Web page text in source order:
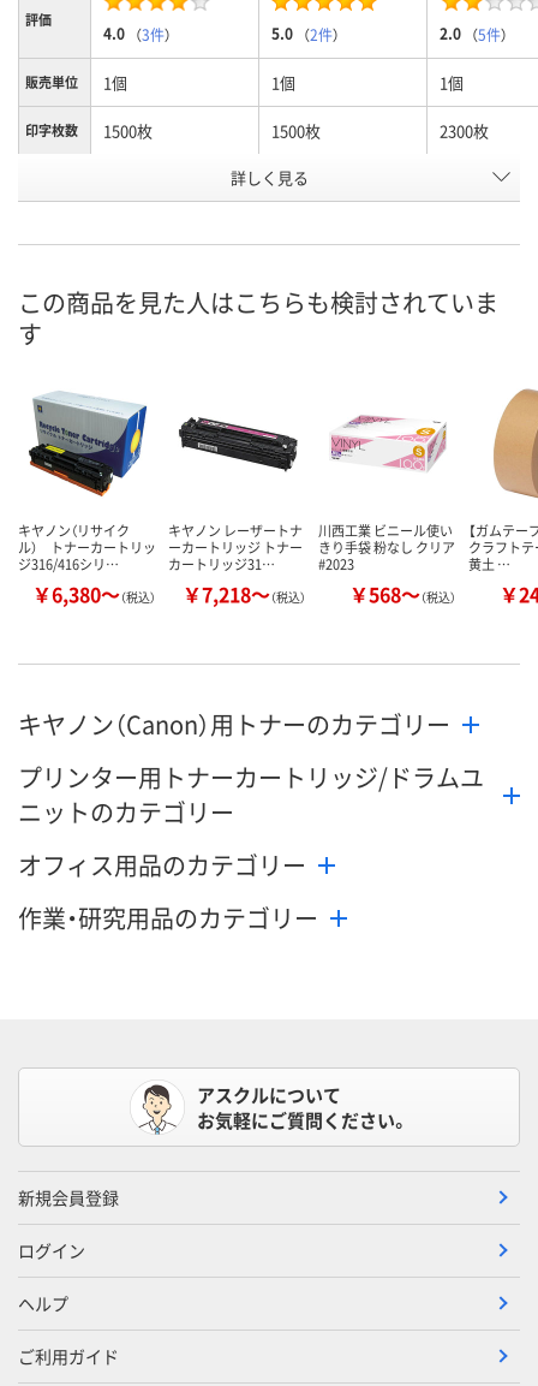
評価
4.0 （3件） 5.0 （2件） 2.0 （5件）
販売単位 1個 1個 1個
印字枚数 1500枚 1500枚 2300枚
マゼンタ ブラック
号
お届け日
詳しく見る
この商品を見た人はこちらも検討されていま
す
キヤノン（リサイク
ル） トナーカートリッ
ジ316/416シリ…
￥6,380～（税込）
キヤノン レーザートナ
ーカートリッジ トナー
カートリッジ31…
￥7,218～（税込）
川西工業 ビニール使い
きり手袋 粉なし クリア
#2023
￥568～（税込）
【ガムテー
クラフト
黄土 …
￥
キヤノン（Canon）用トナーのカテゴリー
プリンター用トナーカートリッジ/ドラムユ
ニットのカテゴリー
オフィス用品のカテゴリー
作業・研究用品のカテゴリー
アスクルについて
お気軽にご質問ください。
新規会員登録
ログイン
ヘルプ
ご利用ガイド